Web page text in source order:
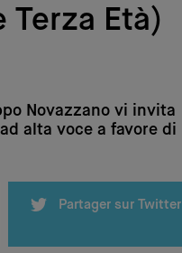
Terza Età)
Novazzano vi invita
alta voce a favore di
Partager sur Twitter